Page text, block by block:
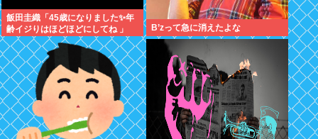
飯田圭織「45歳になりました✨年
齢イジりはほどほどにしてね 」
B’zって急に消えたよな